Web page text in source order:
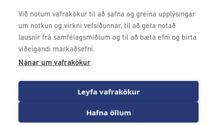
Við notum vafrakökur til að safna og greina upplýsingar
um notkun og virkni vefsíðunnar, til að geta notað
lausnir frá samfélagsmiðlum og til að bæta efni og birta
viðeigandi markaðsefni.
Nánar um vafrakökur
Leyfa vafrakökur
Hafna öllum
kringlan@kringlan.is
VERTU MEÐ
Fáðu forskot á dagskrána okkar og sértilboð með því að skrá